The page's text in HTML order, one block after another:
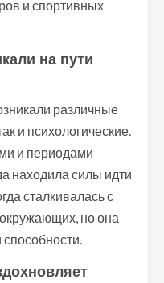
и спортивных
на пути
различные
и психологические.
и периодами
находила силы идти
сталкивалась с
но она
способности.